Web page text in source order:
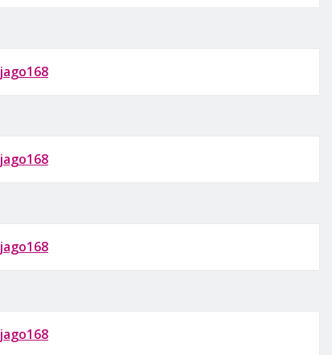
jago168
jago168
jago168
jago168